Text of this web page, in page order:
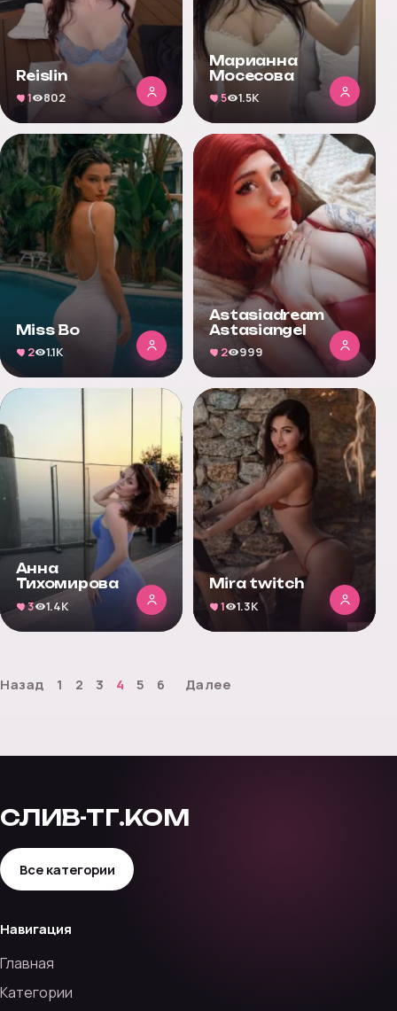
Reislin
1
802
Марианна
Мосесова
5
1.5K
Miss Bo
2
1.1K
Astasiadream
Astasiangel
2
999
Анна
Тихомирова
3
1.4K
Mira twitch
1
1.3K
Назад 1 2 3 4 5 6 Далее
СЛИВ-ТГ.КОМ
Все категории
Навигация
Главная
Категории